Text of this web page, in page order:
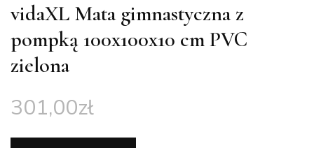
vidaXL Mata gimnastyczna z
pompką 100x100x10 cm PVC
zielona
301,00zł